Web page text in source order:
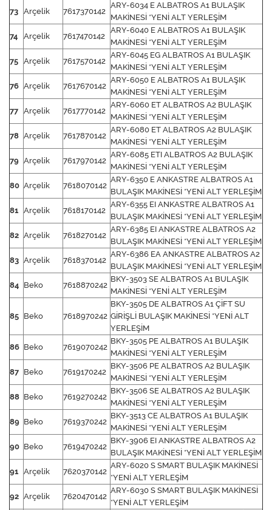
73 Arçelik 7617370142
ARY-6034 E ALBATROS A1 BULAŞIK
MAKİNESİ *YENİ ALT YERLEŞİM
74 Arçelik 7617470142
ARY-6040 E ALBATROS A1 BULAŞIK
MAKİNESİ *YENİ ALT YERLEŞİM
75 Arçelik 7617570142
ARY-6045 EG ALBATROS A1 BULAŞIK
MAKİNESİ *YENİ ALT YERLEŞİM
76 Arçelik 7617670142
ARY-6050 E ALBATROS A1 BULAŞIK
MAKİNESİ *YENİ ALT YERLEŞİM
77 Arçelik 7617770142
ARY-6060 ET ALBATROS A2 BULAŞIK
MAKİNESİ *YENİ ALT YERLEŞİM
78 Arçelik 7617870142
ARY-6080 ET ALBATROS A2 BULAŞIK
MAKİNESİ *YENİ ALT YERLEŞİM
79 Arçelik 7617970142
ARY-6085 ETI ALBATROS A2 BULAŞIK
MAKİNESİ *YENİ ALT YERLEŞİM
80 Arçelik 7618070142
ARY-6350 E ANKASTRE ALBATROS A1
BULAŞIK MAKİNESİ *YENİ ALT YERLEŞİM
81 Arçelik 7618170142
ARY-6355 EI ANKASTRE ALBATROS A1
BULAŞIK MAKİNESİ *YENİ ALT YERLEŞİM
82 Arçelik 7618270142
ARY-6385 EI ANKASTRE ALBATROS A2
BULAŞIK MAKİNESİ *YENİ ALT YERLEŞİM
83 Arçelik 7618370142
ARY-6386 EA ANKASTRE ALBATROS A2
BULAŞIK MAKİNESİ *YENİ ALT YERLEŞİM
84 Beko 7618870242
BKY-3503 SE ALBATROS A1 BULAŞIK
MAKİNESİ *YENİ ALT YERLEŞİM
85 Beko 7618970242
BKY-3505 DE ALBATROS A1 ÇİFT SU
GİRİŞLİ BULAŞIK MAKİNESİ *YENİ ALT
YERLEŞİM
86 Beko 7619070242
BKY-3505 PE ALBATROS A1 BULAŞIK
MAKİNESİ *YENİ ALT YERLEŞİM
87 Beko 7619170242
BKY-3506 PE ALBATROS A2 BULAŞIK
MAKİNESİ *YENİ ALT YERLEŞİM
88 Beko 7619270242
BKY-3506 SE ALBATROS A2 BULAŞIK
MAKİNESİ *YENİ ALT YERLEŞİM
89 Beko 7619370242
BKY-3513 CE ALBATROS A1 BULAŞIK
MAKİNESİ *YENİ ALT YERLEŞİM
90 Beko 7619470242
BKY-3906 EI ANKASTRE ALBATROS A2
BULAŞIK MAKİNESİ *YENİ ALT YERLEŞİM
91 Arçelik 7620370142
ARY-6020 S SMART BULAŞIK MAKİNESİ
*YENİ ALT YERLEŞİM
92 Arçelik 7620470142
ARY-6030 S SMART BULAŞIK MAKİNESİ
*YENİ ALT YERLEŞİM